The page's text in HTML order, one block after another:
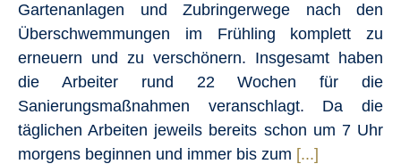
Gartenanlagen und Zubringerwege nach den
Überschwemmungen im Frühling komplett zu
erneuern und zu verschönern. Insgesamt haben
die Arbeiter rund 22 Wochen für die
Sanierungsmaßnahmen veranschlagt. Da die
täglichen Arbeiten jeweils bereits schon um 7 Uhr
morgens beginnen und immer bis zum [...]